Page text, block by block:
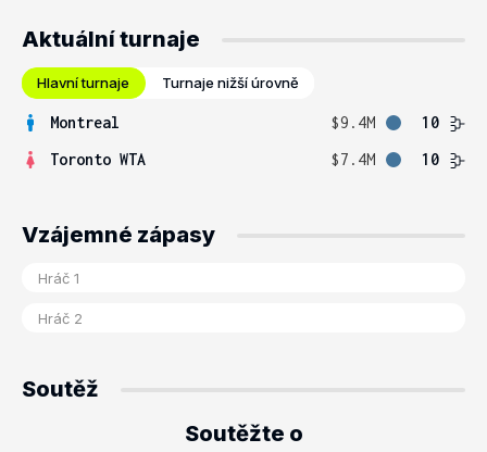
Aktuální turnaje
Hlavní turnaje Turnaje nižší úrovně
Montreal $9.4M
10
Toronto WTA
$7.4M 10
Vzájemné zápasy
Soutěž
Soutěžte o